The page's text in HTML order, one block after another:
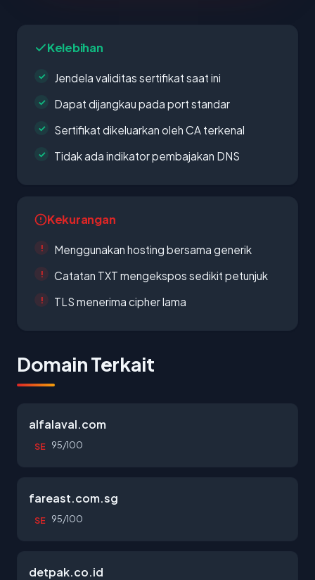
Kelebihan
Jendela validitas sertifikat saat ini
Dapat dijangkau pada port standar
Sertifikat dikeluarkan oleh CA terkenal
Tidak ada indikator pembajakan DNS
Kekurangan
Menggunakan hosting bersama generik
Catatan TXT mengekspos sedikit petunjuk
TLS menerima cipher lama
Domain Terkait
alfalaval.com
SE 95/100
fareast.com.sg
SE 95/100
detpak.co.id